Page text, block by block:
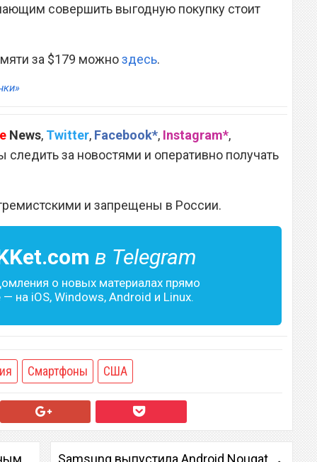
совершить выгодную покупку стоит
за $179 можноздесь.
e News, Twitter, Facebook*, Instagram*,
следить за новостями и оперативно получать
и запрещены в России.
в Telegram
о новых материалах прямо
на iOS, Windows, Android и Linux.
Смартфоны США
Samsung выпустила Android Nougat